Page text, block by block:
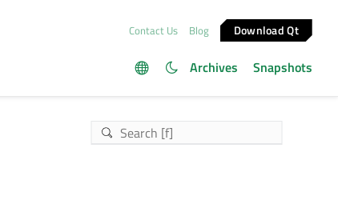
Contact Us Blog Download Qt
Archives Snapshots